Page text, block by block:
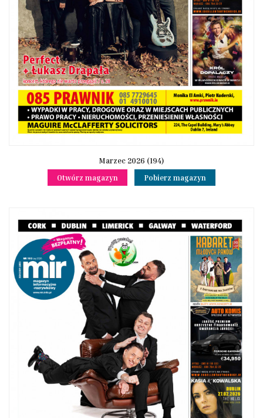
Marzec 2026 (194)
Otwórz magazyn
Pobierz magazyn